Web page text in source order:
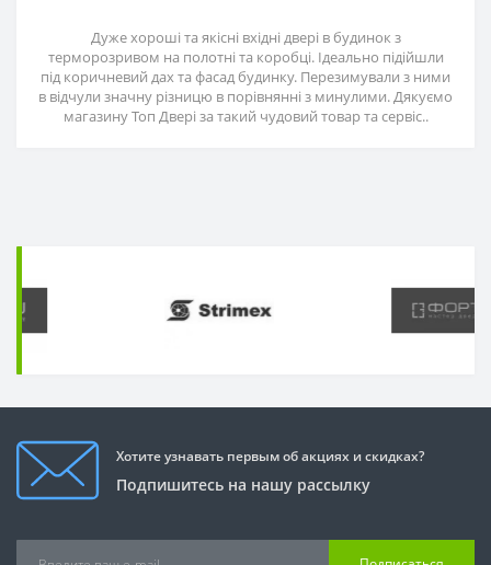
Дуже хороші та якісні вхідні двері в будинок з
терморозривом на полотні та коробці. Ідеально підійшли
під коричневий дах та фасад будинку. Перезимували з ними
в відчули значну різницю в порівнянні з минулими. Дякуємо
магазину Топ Двері за такий чудовий товар та сервіс..
Хотите узнавать первым об акциях и скидках?
Подпишитесь на нашу рассылку